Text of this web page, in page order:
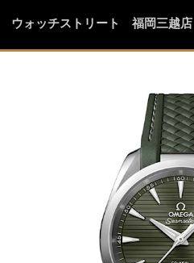
ウォッチストリート 福岡三越店